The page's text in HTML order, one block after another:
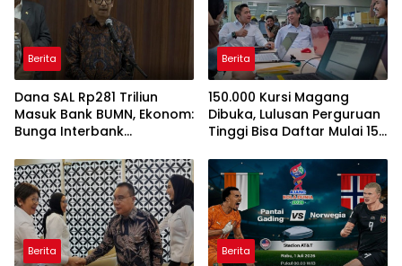
Berita
Dana SAL Rp281 Triliun
Masuk Bank BUMN, Ekonom:
Bunga Interbank
Berita
150.000 Kursi Magang
Dibuka, Lulusan Perguruan
Tinggi Bisa Daftar Mulai 15
Berita Berita